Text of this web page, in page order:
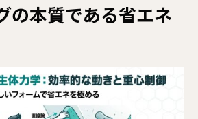
の本質である省エネ